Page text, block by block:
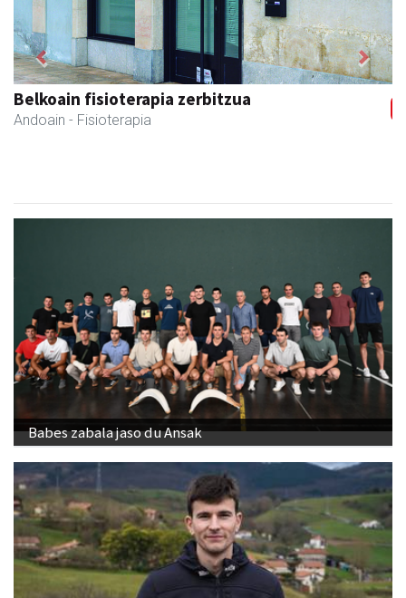
Belkoain fisioterapia zerbitzua
Andoain - Fisioterapia
Previous Next
Babes zabala jaso du Ansak